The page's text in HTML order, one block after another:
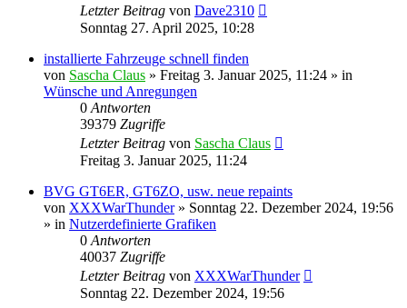
Letzter Beitrag von Dave2310
Sonntag 27. April 2025, 10:28
installierte Fahrzeuge schnell finden
von Sascha Claus » Freitag 3. Januar 2025, 11:24 » in
Wünsche und Anregungen
0 Antworten
39379 Zugriffe
Letzter Beitrag von Sascha Claus
Freitag 3. Januar 2025, 11:24
BVG GT6ER, GT6ZO, usw. neue repaints
von XXXWarThunder» Sonntag 22. Dezember 2024, 19:56
» in Nutzerdefinierte Grafiken
0 Antworten
40037 Zugriffe
Letzter Beitrag von XXXWarThunder
Sonntag 22. Dezember 2024, 19:56